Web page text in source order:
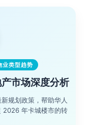
业类型趋势
市场深度分析
规划政策，帮助华人
2026 年卡城楼市的转